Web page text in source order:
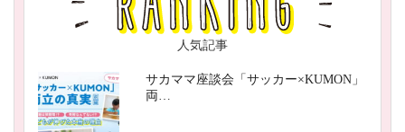
人気記事
サカママ座談会「サッカー×KUMON」
両…